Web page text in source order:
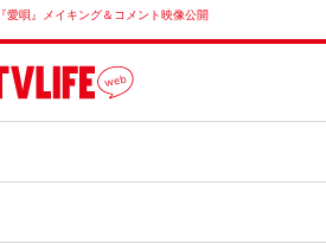
愛唄』メイキング＆コメント映像公開